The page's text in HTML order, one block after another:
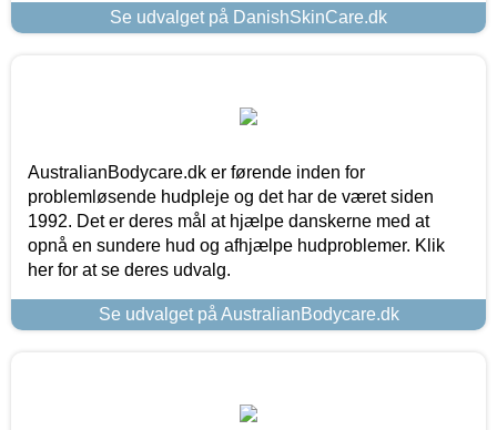
Se udvalget på DanishSkinCare.dk
AustralianBodycare.dk er førende inden for
problemløsende hudpleje og det har de været siden
1992. Det er deres mål at hjælpe danskerne med at
opnå en sundere hud og afhjælpe hudproblemer. Klik
her for at se deres udvalg.
Se udvalget på AustralianBodycare.dk